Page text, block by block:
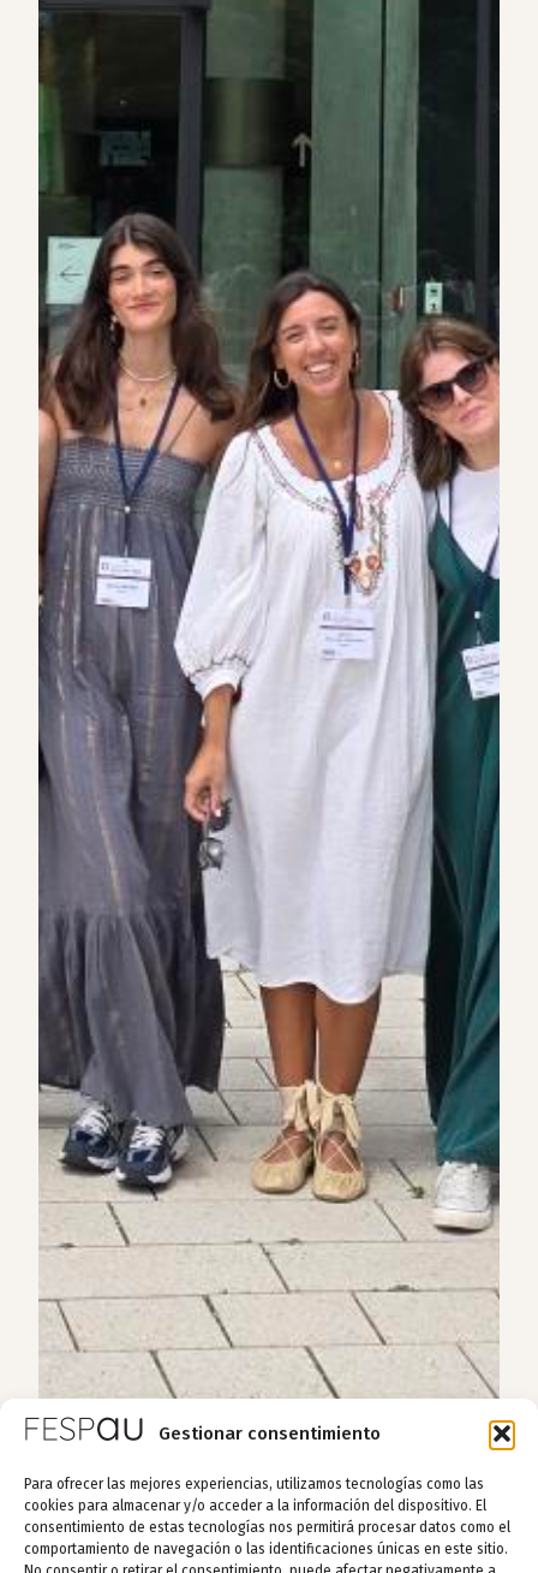
Gestionar consentimiento
Para ofrecer las mejores experiencias, utilizamos tecnologías como las
cookies para almacenar y/o acceder a la información del dispositivo. El
consentimiento de estas tecnologías nos permitirá procesar datos como el
comportamiento de navegación o las identificaciones únicas en este sitio.